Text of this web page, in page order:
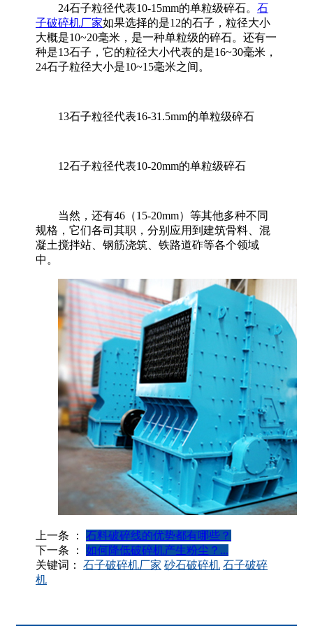
24石子粒径代表10-15mm的单粒级碎石。 石
子破碎机厂家如果选择的是12的石子，粒径大小
大概是10~20毫米，是一种单粒级的碎石。还有一
种是13石子，它的粒径大小代表的是16~30毫米，
24石子粒径大小是10~15毫米之间。
13石子粒径代表16-31.5mm的单粒级碎石
12石子粒径代表10-20mm的单粒级碎石
当然，还有46（15-20mm）等其他多种不同
规格，它们各司其职，分别应用到建筑骨料、混
凝土搅拌站、钢筋浇筑、铁路道砟等各个领域
中。
上一条 ：
石料破碎线的优势都有哪些？
下一条 ：
如何降低破碎机产生粉尘？...
关键词： 石子破碎机厂家 砂石破碎机 石子破碎
机